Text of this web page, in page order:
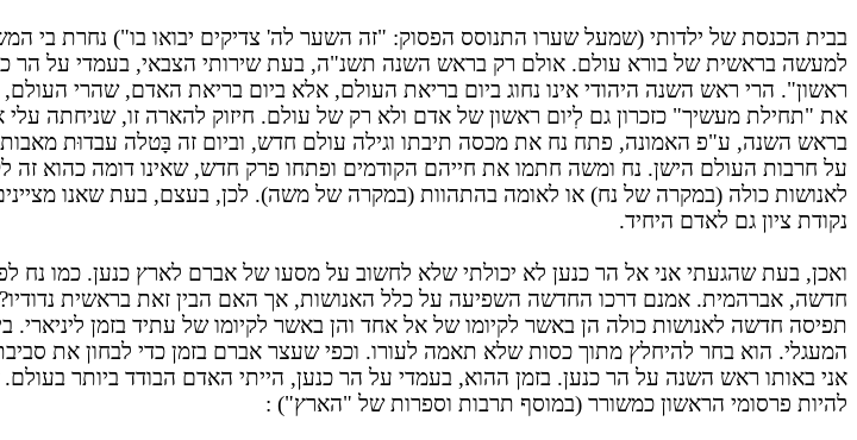
בבית הכנסת של ילדותי (שמעל שערו התנוסס הפסוק: "זה השער לה' צדיקים יבואו בו") נחרת בי
למעשה בראשית של בורא עולם. אולם רק בראש השנה תשנ"ה, בעת שירותי הצבאי, בעמדי על הר
ראשון". הרי ראש השנה היהודי אינו נחוג ביום בריאת העולם, אלא ביום בריאת האדם, שהרי
את "תחילת מעשיך" כזכרון גם לְיום ראשון של אדם ולא רק של עולם. חיזוק להארה זו, שניחתה
בראש השנה, ע"פ האמונה, פתח נח את מכסה תיבתו וגילה עולם חדש, וביום זה בָּטלה עבדוּת
על חרבות העולם הישן. נח ומשה חתמו את חייהם הקודמים ופתחו פרק חדש, שאינו דומה כהוא
לאנושות כולה (במקרה של נח) או לאומה בהתהוות (במקרה של משה). לכן, בעצם, בעת שאנו
נקודת ציון גם לאדם היחיד.
ואכן, בעת שהגעתי אני אל הר כנען לא יכולתי שלא לחשוב על מסעו של אברם לארץ כנען. כמו נח
חדשה, אברהמית. אמנם דרכו החדשה השפיעה על כלל האנושות, אך האם הבין זאת בראשית
תפיסה חדשה לאנושות כולה הן באשר לקיומו של אל אחד והן באשר לקיומו של עתיד בזמן
המעגלי. הוא בחר להיחלץ מתוך כסות שלא תאמה לעורו. וכפי שעצר אברם בזמן כדי לבחון את
אני באותו ראש השנה על הר כנען. בזמן ההוא, בעמדי על הר כנען, הייתי האדם הבודד ביותר
להיות פרסומי הראשון כמשורר (במוסף תרבות וספרות של "הארץ") :